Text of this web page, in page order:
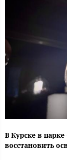
В Курске в
восстановить